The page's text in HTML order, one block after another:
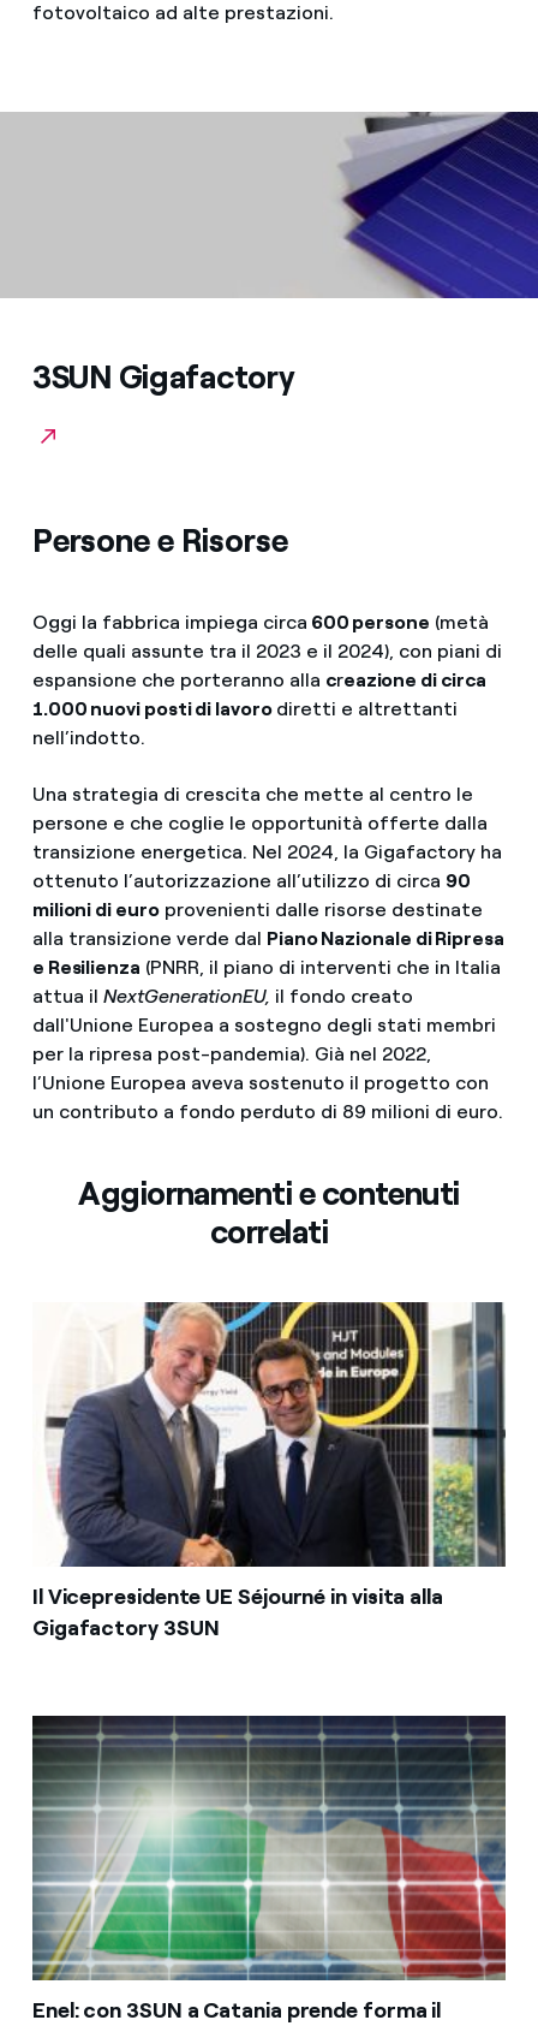
fotovoltaico ad alte prestazioni.
3SUN Gigafactory
Persone e Risorse
Oggi la fabbrica impiega circa 600 persone (metà
delle quali assunte tra il 2023 e il 2024), con piani di
espansione che porteranno alla creazione di circa
1.000 nuovi posti di lavoro diretti e altrettanti
nell’indotto.
Una strategia di crescita che mette al centro le
persone e che coglie le opportunità offerte dalla
transizione energetica. Nel 2024, la Gigafactory ha
ottenuto l’autorizzazione all’utilizzo di circa 90
milioni di europrovenienti dalle risorse destinate
alla transizione verde dal Piano Nazionale di Ripresa
e Resilienza (PNRR, il piano di interventi che in Italia
attua il NextGenerationEU, il fondo creato
dall'Unione Europea a sostegno degli stati membri
per la ripresa post-pandemia). Già nel 2022,
l’Unione Europea aveva sostenuto il progetto con
un contributo a fondo perduto di 89 milioni di euro.
Aggiornamenti e contenuti
correlati
Il Vicepresidente UE Séjourné in visita alla
Gigafactory 3SUN
Enel: con 3SUN a Catania prende forma il